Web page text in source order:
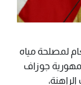
لمصلحة مياه
جوزاف